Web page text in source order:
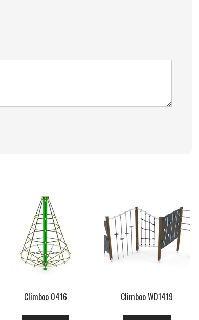
Climboo 0416 Climboo WD1419